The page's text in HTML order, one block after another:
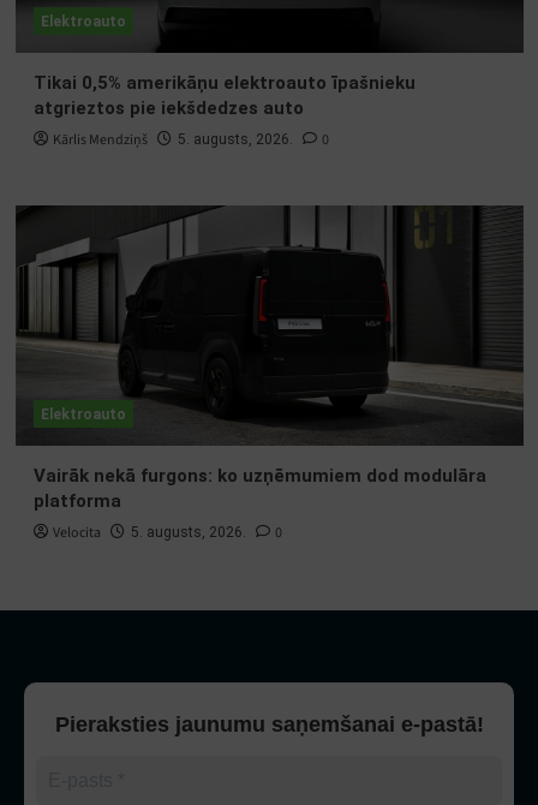
Elektroauto
Tikai 0,5% amerikāņu elektroauto īpašnieku
atgrieztos pie iekšdedzes auto
Kārlis Mendziņš 5. augusts, 2026. 0
Elektroauto
Vairāk nekā furgons: ko uzņēmumiem dod modulāra
platforma
Velocita 5. augusts, 2026. 0
Pieraksties jaunumu saņemšanai e-pastā!